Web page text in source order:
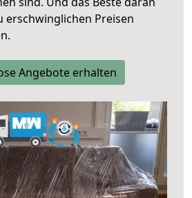
erschwinglichen Preisen
Angebote erhalten